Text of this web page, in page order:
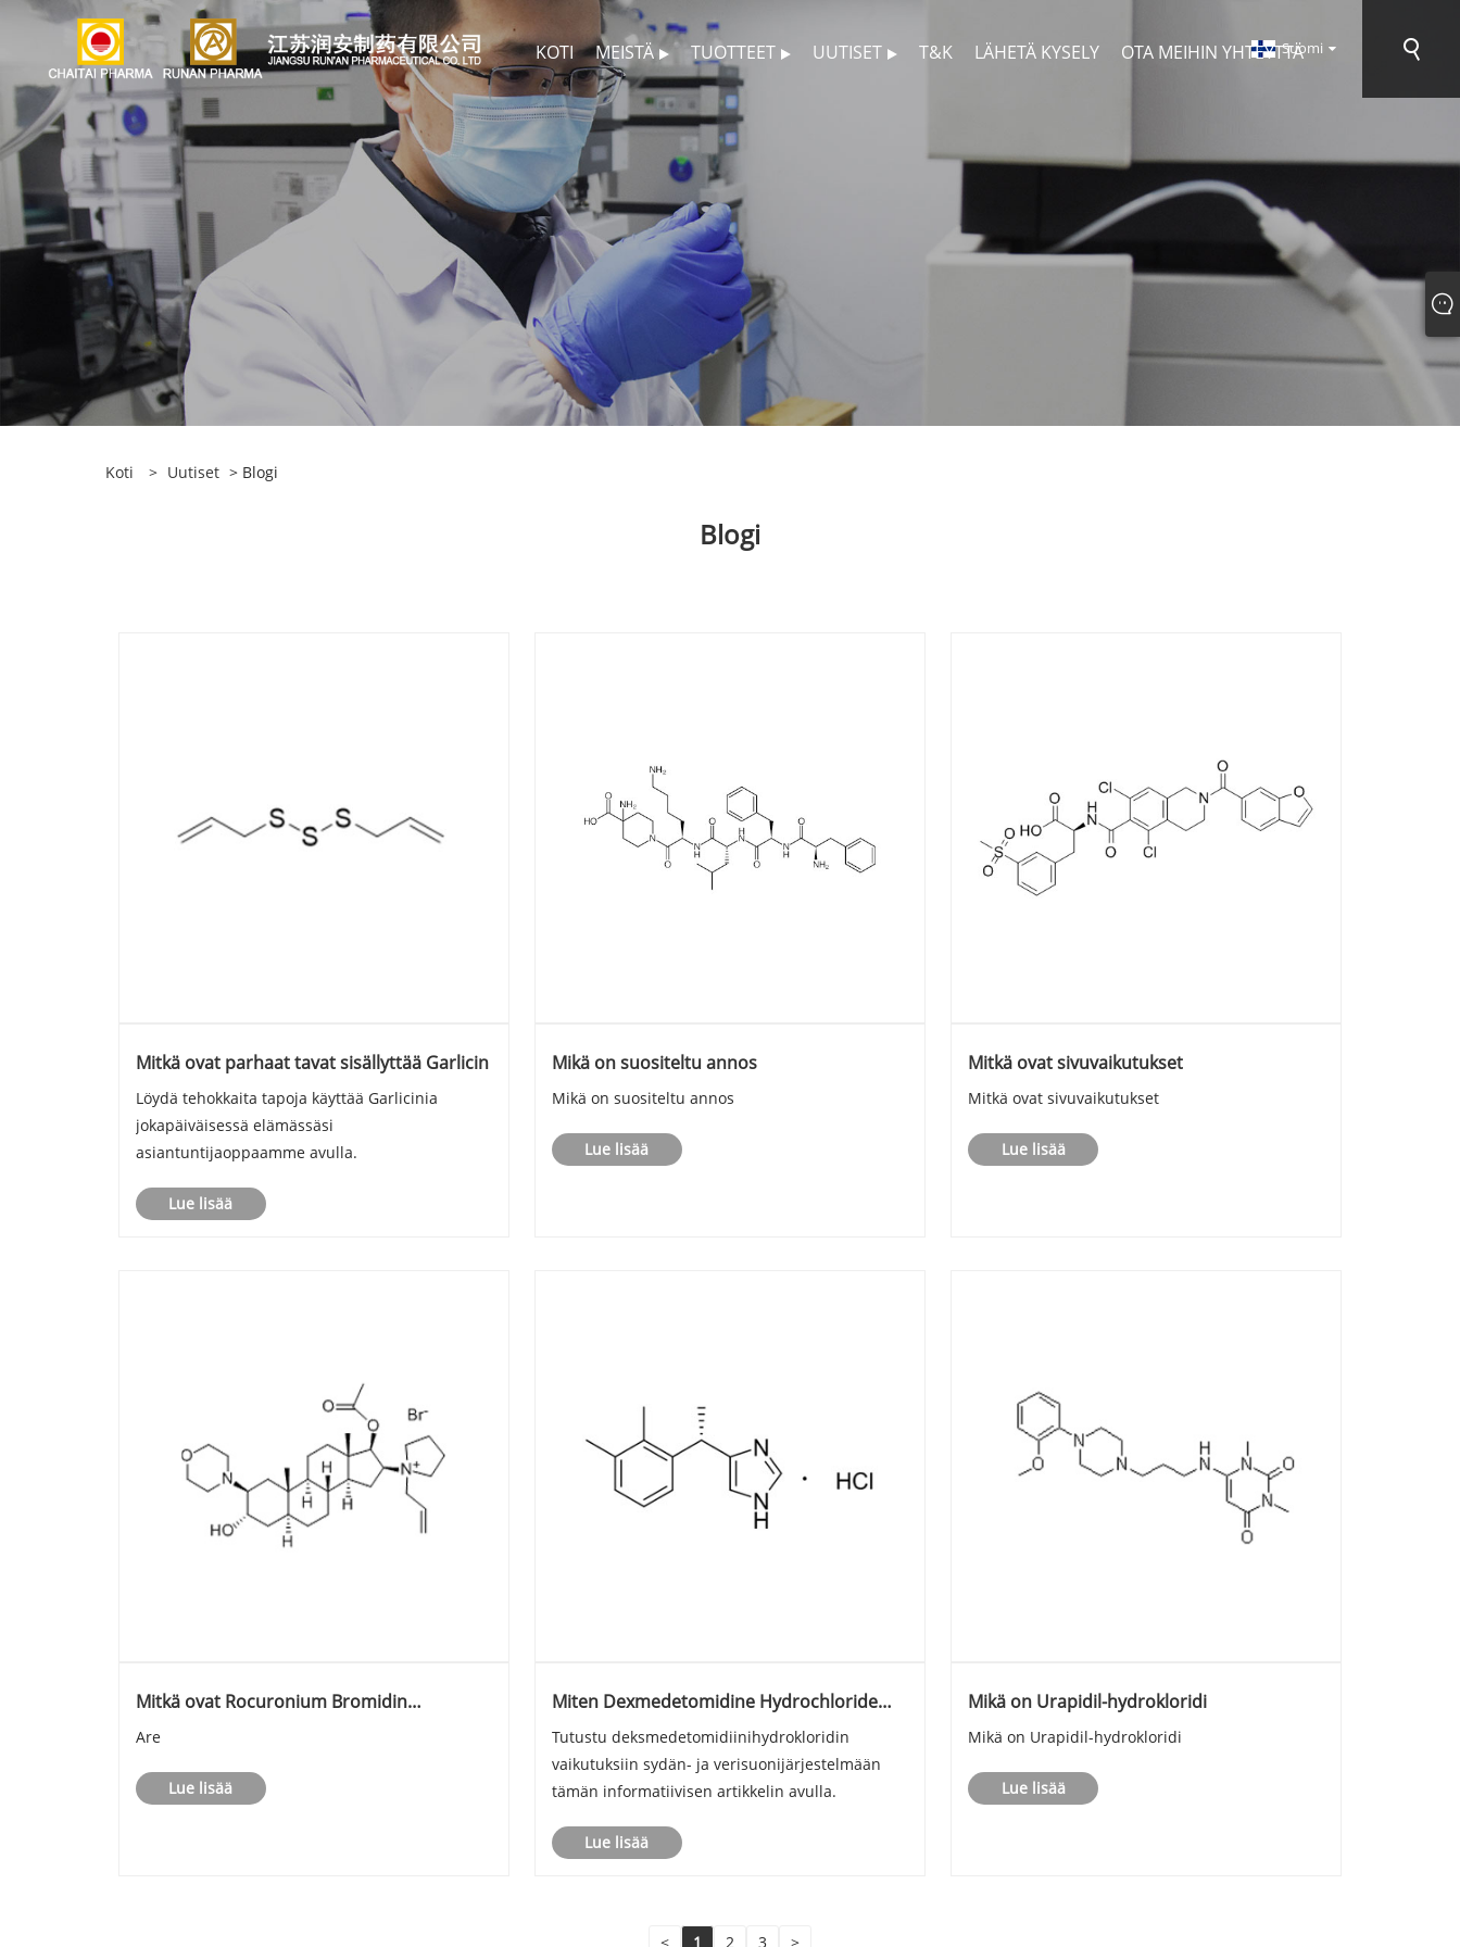
KOTI MEISTÄ TUOTTEET UUTISET T&K LÄHETÄ KYSELY OTA MEIHIN YHTEYTTÄSuomi
Koti > Uutiset > Blogi
Blogi
Mitkä ovat parhaat tavat sisällyttää Garlicin
Löydä tehokkaita tapoja käyttää Garlicinia
jokapäiväisessä elämässäsi
asiantuntijaoppaamme avulla.
Lue lisää
Mikä on suositeltu annos
Mikä on suositeltu annos
Lue lisää
Mitkä ovat sivuvaikutukset
Mitkä ovat sivuvaikutukset
Lue lisää
Mitkä ovat Rocuronium Bromidin
Are
Lue lisää
Miten Dexmedetomidine Hydrochloride
Tutustu deksmedetomidiinihydrokloridin
vaikutuksiin sydän- ja verisuonijärjestelmään
tämän informatiivisen artikkelin avulla.
Lue lisää
Mikä on Urapidil-hydrokloridi
Mikä on Urapidil-hydrokloridi
Lue lisää
< 1 2 3 >